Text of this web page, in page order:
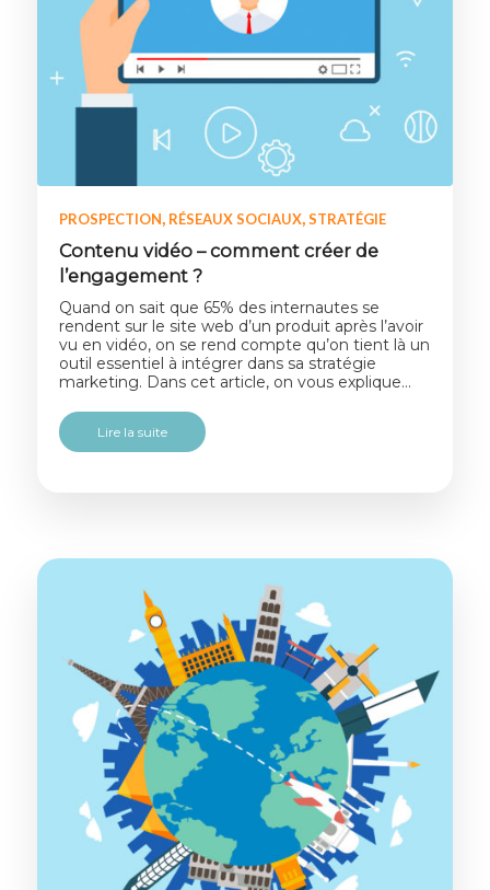
PROSPECTION RÉSEAUX SOCIAUX, STRATÉGIE
Contenu vidéo – comment créer de
l’engagement ?
Quand on sait que 65% des internautes se
rendent sur le site web d’un produit après l’avoir
vu en vidéo, on se rend compte qu’on tient là un
outil essentiel à intégrer dans sa stratégie
marketing. Dans cet article, on vous explique…
Lire la suite